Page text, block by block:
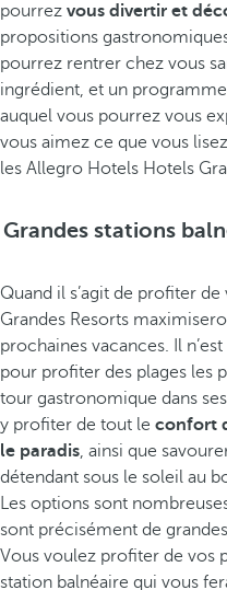
pourrez vous divertir et
propositions
pourrez rentrer chez vous
ingrédient, et un
auquel vous pourrez vous
vous aimez ce que vous
les Allegro Hotels Hotels
Grandes stations
Quand il s’agit de profiter
Grandes Resorts
prochaines vacances. Il
pour profiter des plages les
tour gastronomique dans
y profiter de tout le confort
le paradis, ainsi que
détendant sous le soleil au
Les options sont
sont précisément de
Vous voulez profiter de vos
station balnéaire qui vous